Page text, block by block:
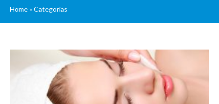
Home» Categorías